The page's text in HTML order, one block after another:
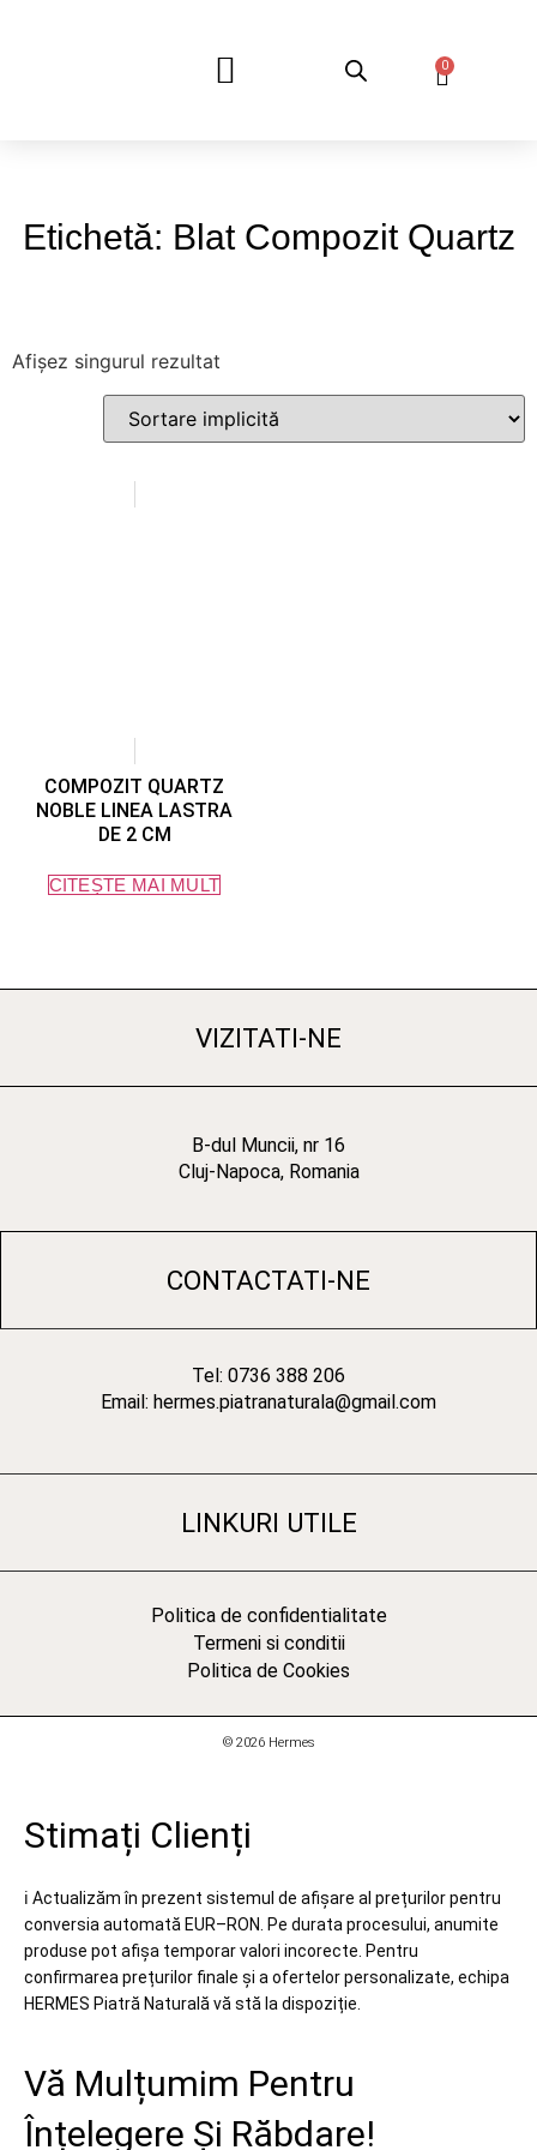
0
Etichetă: Blat Compozit Quartz
Afișez singurul rezultat
COMPOZIT QUARTZ
NOBLE LINEA LASTRA
DE 2 CM
CITEȘTE MAI MULT
VIZITATI-NE
B-dul Muncii, nr 16
Cluj-Napoca, Romania
CONTACTATI-NE
Tel: 0736 388 206
Email: hermes.piatranaturala@gmail.com
LINKURI UTILE
Politica de confidentialitate
Termeni si conditii
Politica de Cookies
© 2026 Hermes
Stimați Clienți
ℹ️ Actualizăm în prezent sistemul de afișare al prețurilor pentru
conversia automată EUR–RON. Pe durata procesului, anumite
produse pot afișa temporar valori incorecte. Pentru
confirmarea prețurilor finale și a ofertelor personalizate, echipa
HERMES Piatră Naturală vă stă la dispoziție.
Vă Mulțumim Pentru
Înțelegere Și Răbdare!